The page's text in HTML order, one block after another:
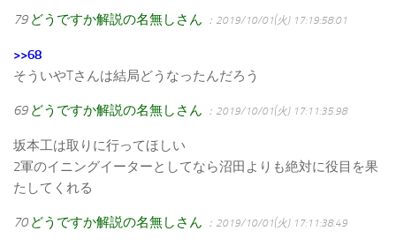
79 どうですか解説の名無しさん ：2019/10/01(火) 17:19:58.01
>>68
そういやTさんは結局どうなったんだろう
69 どうですか解説の名無しさん ：2019/10/01(火) 17:11:35.98
坂本工は取りに行ってほしい
2軍のイニングイーターとしてなら沼田よりも絶対に役目を果
たしてくれる
70 どうですか解説の名無しさん ：2019/10/01(火) 17:11:38.49